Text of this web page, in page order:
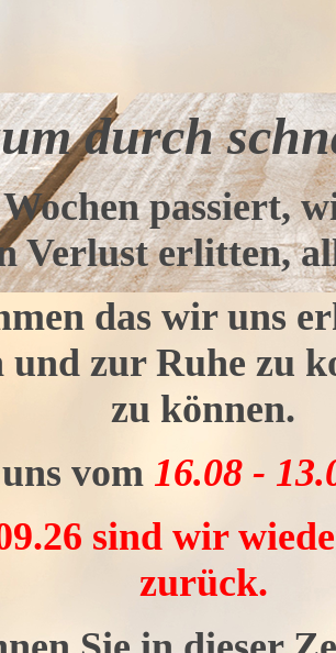
durch
passiert,
Verlust erlitten,
das wir uns
zur Ruhe zu
zu können.
vom 16.08 -
sind wir
zurück.